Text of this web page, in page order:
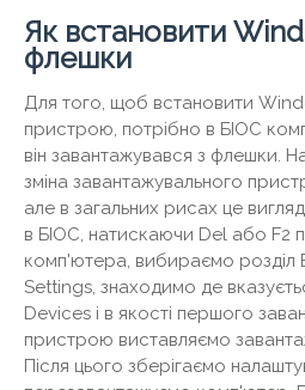
Як встановити
флешки
Для того, щоб встановити
пристрою, потрібно в БІОС
він завантажувався з флешки.
зміна завантажувального
але в загальних рисах це
в БІОС, натискаючи Del або F2
комп'ютера, вибираємо
Settings, знаходимо де
Devices і в якості першого
пристрою виставляємо
Після цього зберігаємо